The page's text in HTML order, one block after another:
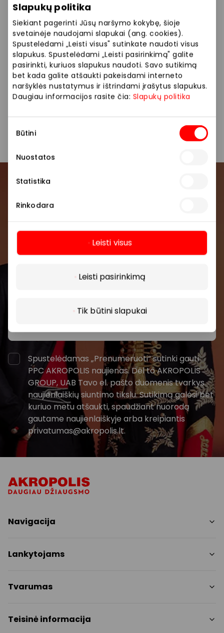
Slapukų politika
Siekiant pagerinti Jūsų naršymo kokybę, šioje
svetainėje naudojami slapukai (ang. cookies).
Spustelėdami „Leisti visus" sutinkate naudoti visus
slapukus. Spustelėdami „Leisti pasirinkimą" galite
pasirinkti, kuriuos slapukus naudoti. Savo sutikimą
bet kada galite atšaukti pakeisdami interneto
naršyklės nustatymus ir ištrindami įrašytus slapukus.
Daugiau informacijos rasite čia: Slapukų politika
pasirinkimas
Būtini
Nuostatos
Statistika
Rinkodara
Leisti visus
Leisti pasirinkimą
Tik būtini slapukai
šiuolaikiniam jaunimui. Dėl jaukios, stilingos aplinkos ir
prieinamų kainų restoranas tapo viena
populiariausių vietų.
Siūlome platų maisto pasirinkimą: grilio patiekalai,
kepsniai, šonkauliukai, burgeriai, salotos, padažai.
Čia galite pagirdyti savo augintinį!
Pirmieji sužinokite apie geriausius pasiūlymus,
renginius ir naujausią informaciją iš AKROPOLIS
prekybos centro.
Spustelėdamas „Prenumeruoti“ sutinki gauti
PPC AKROPOLIS naujienas. Dėl to AKROPOLIS
GROUP, UAB Tavo el. pašto duomenis tvarkys
naujienlaiškių siuntimo tikslu. Sutikimą galėsi bet
kuriuo metu atšaukti, spaudžiant nuorodą
gautame naujienlaiškyje arba kreipiantis
privatumas@akropolis.lt.
Daugiau
Navigacija
Paslaugos
Pramogos
Lankytojams
Nemokami patogumai
Kontaktai
Tvarumas
Tvarumo ataskaita
Teisinė informacija